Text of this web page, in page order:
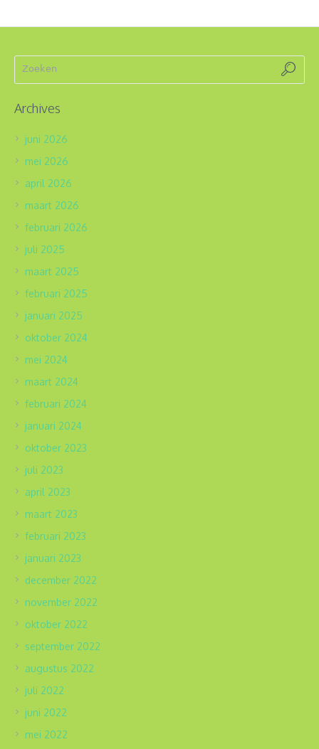
Archives
juni 2026
mei 2026
april 2026
maart 2026
februari 2026
juli 2025
maart 2025
februari 2025
januari 2025
oktober 2024
mei 2024
maart 2024
februari 2024
januari 2024
oktober 2023
juli 2023
april 2023
maart 2023
februari 2023
januari 2023
december 2022
november 2022
oktober 2022
september 2022
augustus 2022
juli 2022
juni 2022
mei 2022